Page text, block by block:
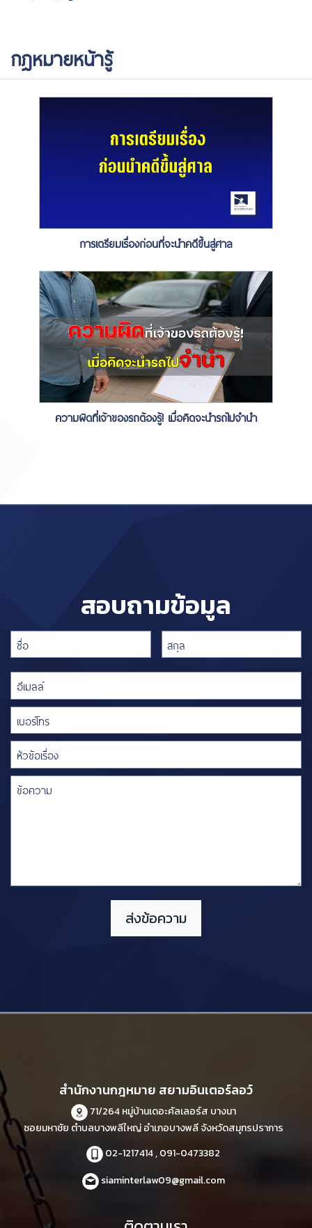
กฎหมายหน้ารู้
การเตรียมเรื่องก่อนที่จะนำคดีขึ้นสู่ศาล
ความผิดที่เจ้าของรถต้องรู้! เมื่อคิดจะนำรถไปจำนำ
สอบถามข้อมูล
สำนักงานกฎหมาย สยามอินเตอร์ลอว์
71/264 หมู่บ้านเดอะคัลเลอร์ส บางนา
ซอยมหาชัย ตำบลบางพลีใหญ่ อำเภอบางพลี จังหวัดสมุทรปราการ
02-1217414 , 091-0473382
siaminterlaw09@gmail.com